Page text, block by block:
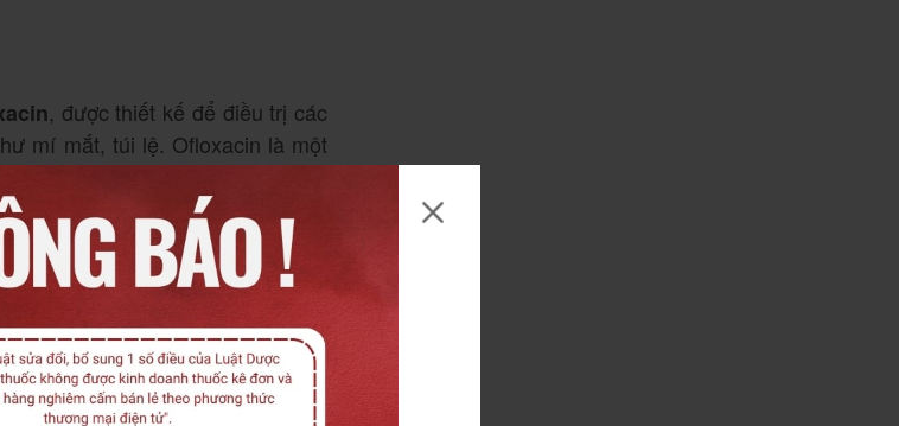
, được thiết kế để điều trị các
mí mắt, túi lệ. Ofloxacin là một
chế enzyme DNA-gyrase và
đó tiêu diệt vi khuẩn hiệu quả.
cảm, bao gồm cả các chủng
sinh chính, đảm bảo nồng độ